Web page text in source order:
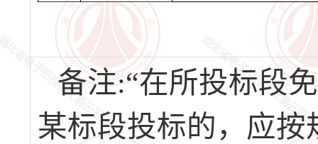
备注:“在所投标段
某标段投标的，应